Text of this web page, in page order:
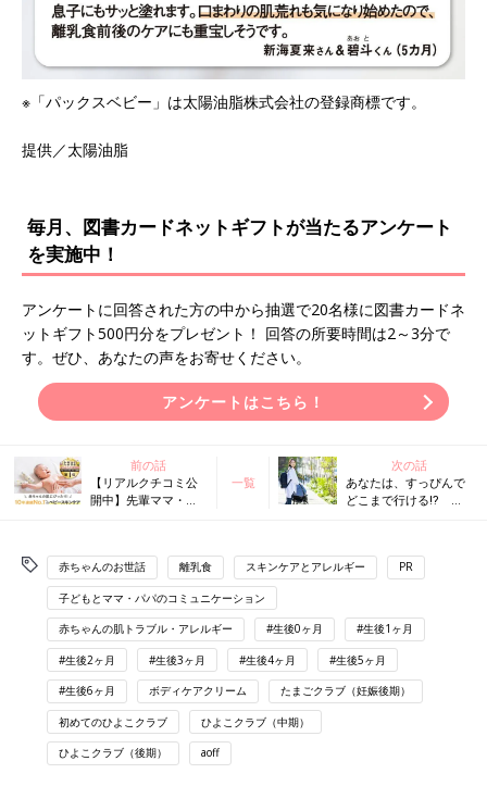
※「パックスベビー」は太陽油脂株式会社の登録商標です。
提供／太陽油脂
毎月、図書カードネットギフトが当たるアンケート
を実施中！
アンケートに回答された方の中から抽選で20名様に図書カードネ
ットギフト500円分をプレゼント！ 回答の所要時間は2～3分で
す。ぜひ、あなたの声をお寄せください。
アンケートはこちら！
前の話
【リアルクチコミ公
開中】先輩ママ・パ
ーンあり）<PR>
一覧
次の話
あなたは、すっぴんで
どこまで行ける⁉
入れを忘れないで！
赤ちゃんのお世話 離乳食 スキンケアとアレルギー PR
子どもとママ・パパのコミュニケーション
赤ちゃんの肌トラブル・アレルギー #生後0ヶ月 #生後1ヶ月
#生後2ヶ月 #生後3ヶ月 #生後4ヶ月 #生後5ヶ月
#生後6ヶ月 ボディケアクリーム たまごクラブ（妊娠後期）
初めてのひよこクラブ ひよこクラブ（中期）
ひよこクラブ（後期） aoff